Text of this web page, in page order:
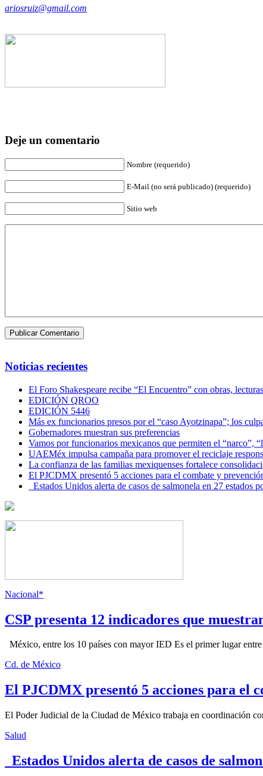
ariosruiz@gmail.com
Deje un comentario
Nombre (requerido)
E-Mail (no será publicado) (requerido)
Sitio web
Noticias recientes
El Foro Shakespeare recibe “El Encuentro” con obras,
EDICIÓN QROO
EDICIÓN 5446
Más ex funcionarios presos por el “caso Ayotzinapa”; los
Gobernadores muestran sus preferencias
Vamos por funcionarios mexicanos que permiten el “narco”,
UAEMéx impulsa campaña para promover el reciclaje
La confianza de las familias mexiquenses fortalece
El PJCDMX presentó 5 acciones para el combate y
Estados Unidos alerta de casos de salmonela en 27 estados
Nacional*
CSP presenta 12 indicadores que
México, entre los 10 países con mayor IED Es el primer lugar entre
Cd. de México
El PJCDMX presentó 5 acciones para el
El Poder Judicial de la Ciudad de México trabaja en coordinación
Salud
Estados Unidos alerta de casos de